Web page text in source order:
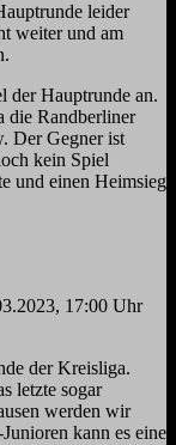
leider
weiter und am
der Hauptrunde an.
die Randberliner
Der Gegner ist
kein Spiel
und einen Heimsieg
17:00 Uhr
der Kreisliga.
letzte sogar
werden wir
kann es eine